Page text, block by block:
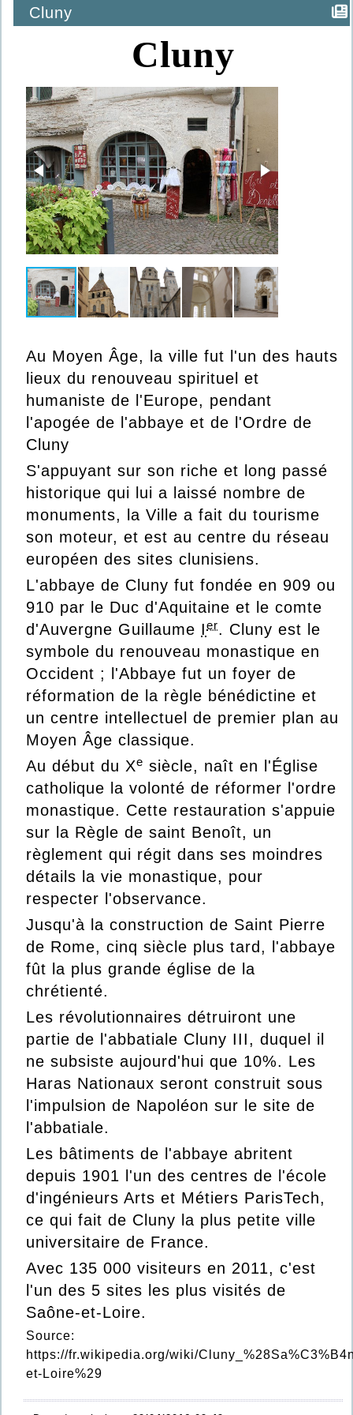
Cluny
Cluny
Au Moyen Âge, la ville fut l'un des hauts
lieux du renouveau spirituel et
humaniste de l'Europe, pendant
l'apogée de l'abbaye et de l'Ordre de
Cluny
S'appuyant sur son riche et long passé
historique qui lui a laissé nombre de
monuments, la Ville a fait du tourisme
son moteur, et est au centre du réseau
européen des sites clunisiens.
L'abbaye de Cluny fut fondée en 909 ou
910 par le Duc d'Aquitaine et le comte
d'Auvergne Guillaume Ier. Cluny est le
symbole du renouveau monastique en
Occident ; l'Abbaye fut un foyer de
réformation de la règle bénédictine et
un centre intellectuel de premier plan au
Moyen Âge classique.
Au début du Xe siècle, naît en l'Église
catholique la volonté de réformer l'ordre
monastique. Cette restauration s'appuie
sur la Règle de saint Benoît, un
règlement qui régit dans ses moindres
détails la vie monastique, pour
respecter l'observance.
Jusqu'à la construction de Saint Pierre
de Rome, cinq siècle plus tard, l'abbaye
fût la plus grande église de la
chrétienté.
Les révolutionnaires détruiront une
partie de l'abbatiale Cluny III, duquel il
ne subsiste aujourd'hui que 10%. Les
Haras Nationaux seront construit sous
l'impulsion de Napoléon sur le site de
l'abbatiale.
Les bâtiments de l'abbaye abritent
depuis 1901 l'un des centres de l'école
d'ingénieurs Arts et Métiers ParisTech,
ce qui fait de Cluny la plus petite ville
universitaire de France.
Avec 135 000 visiteurs en 2011, c'est
l'un des 5 sites les plus visités de
Saône-et-Loire.
Source:
https://fr.wikipedia.org/wiki/
et-Loire%29